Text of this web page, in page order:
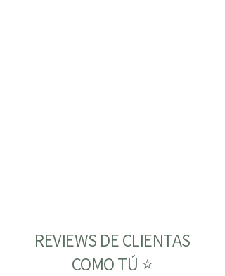
REVIEWS DE CLIENTAS
COMO TÚ ⭐